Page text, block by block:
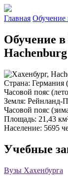
Главная Обучение
Обучение в
Hachenburg
Страна: Германия
Часовой пояс
Земля: Рейнланд-
Часовой пояс
Площадь: 21,43
Население: 5695
Учебные
Вузы Хахенбурга